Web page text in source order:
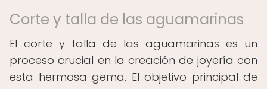
Corte y talla de las aguamarinas
El corte y talla de las aguamarinas es un
proceso crucial en la creación de joyería con
esta hermosa gema. El objetivo principal de